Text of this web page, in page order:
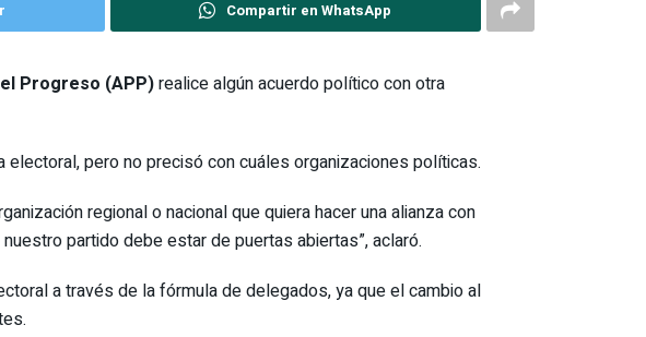
Compartir en WhatsApp
Progreso (APP)realice algún acuerdo político con otra
pero no precisó con cuáles organizaciones políticas.
regional o nacional que quiera hacer una alianza con
partido debe estar de puertas abiertas”, aclaró.
a través de la fórmula de delegados, ya que el cambio al